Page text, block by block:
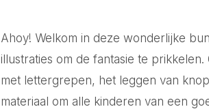
Ahoy! Welkom in deze wonderlijke
illustraties om de fantasie te
met lettergrepen, het leggen van
materiaal om alle kinderen van een